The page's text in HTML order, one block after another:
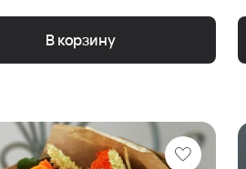
В корзину